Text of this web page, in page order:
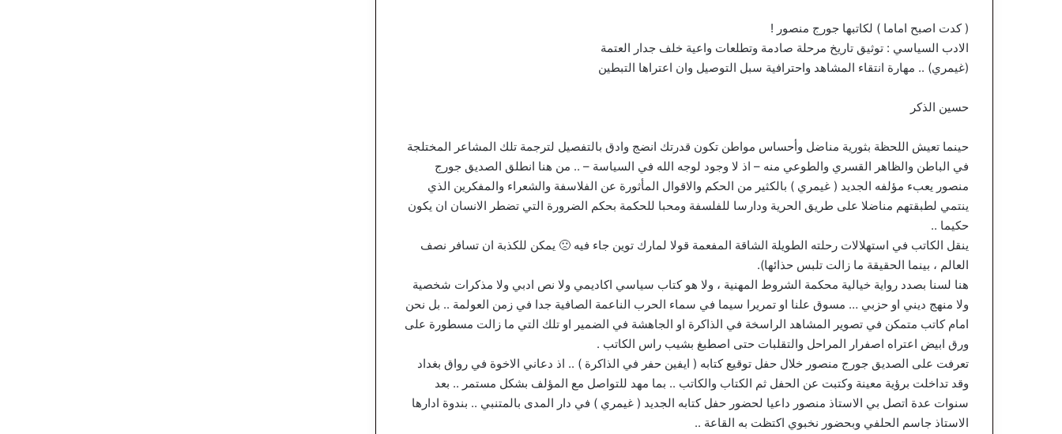
( كدت اصبح اماما ) لكاتبها جورج منصور !
الادب السياسي : توثيق تاريخ مرحلة صادمة وتطلعات واعية خلف جدار العتمة
(غيمري) .. مهارة انتقاء المشاهد واحترافية سبل التوصيل وان اعتراها التبطين
حسين الذكر
حينما تعيش اللحظة بثورية مناضل وأحساس مواطن تكون قدرتك انضج وادق بالتفصيل لترجمة تلك المشاعر المختلجة
في الباطن والظاهر القسري والطوعي منه – اذ لا وجود لوجه الله في السياسة – .. من هنا انطلق الصديق جورج
منصور يعبء مؤلفه الجديد ( غيمري ) بالكثير من الحكم والاقوال المأثورة عن الفلاسفة والشعراء والمفكرين الذي
ينتمي لطبقتهم مناضلا على طريق الحرية ودارسا للفلسفة ومحبا للحكمة بحكم الضرورة التي تضطر الانسان ان يكون
حكيما ..
ينقل الكاتب في استهلالات رحلته الطويلة الشاقة المفعمة قولا لمارك توين جاء فيه 🙁 يمكن للكذبة ان تسافر نصف
العالم ، بينما الحقيقة ما زالت تلبس حذائها).
هنا لسنا بصدد رواية خيالية محكمة الشروط المهنية ، ولا هو كتاب سياسي اكاديمي ولا نص ادبي ولا مذكرات شخصية
ولا منهج ديني او حزبي … مسوق علنا او تمريرا سيما في سماء الحرب الناعمة الصافية جدا في زمن العولمة .. بل نحن
امام كاتب متمكن في تصوير المشاهد الراسخة في الذاكرة او الجاهشة في الضمير او تلك التي ما زالت مسطورة على
ورق ابيض اعتراه اصفرار المراحل والتقلبات حتى اصطبغ بشيب راس الكاتب .
تعرفت على الصديق جورج منصور خلال حفل توقيع كتابه ( ايفين حفر في الذاكرة ) .. اذ دعاني الاخوة في رواق بغداد
وقد تداخلت برؤية معينة وكتبت عن الحفل ثم الكتاب والكاتب .. بما مهد للتواصل مع المؤلف بشكل مستمر .. بعد
سنوات عدة اتصل بي الاستاذ منصور داعيا لحضور حفل كتابه الجديد ( غيمري ) في دار المدى بالمتنبي .. بندوة ادارها
الاستاذ جاسم الحلفي وبحضور نخبوي اكتظت به القاعة ..